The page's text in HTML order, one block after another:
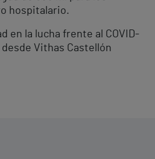
hospitalario.
en la lucha frente al COVID-
desde Vithas Castellón